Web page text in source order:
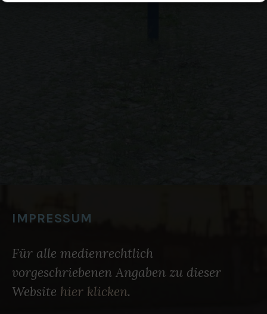
IMPRESSUM
Für alle medienrechtlich
vorgeschriebenen Angaben zu dieser
Website hier klicken.